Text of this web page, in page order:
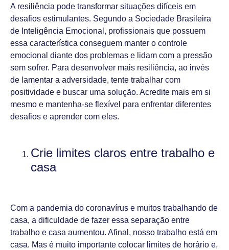
A resiliência pode transformar situações difíceis em
desafios estimulantes. Segundo a Sociedade Brasileira
de Inteligência Emocional, profissionais que possuem
essa característica conseguem manter o controle
emocional diante dos problemas e lidam com a pressão
sem sofrer. Para desenvolver mais resiliência, ao invés
de lamentar a adversidade, tente trabalhar com
positividade e buscar uma solução. Acredite mais em si
mesmo e mantenha-se flexível para enfrentar diferentes
desafios e aprender com eles.
Crie limites claros entre trabalho e
casa
Com a pandemia do coronavírus e muitos trabalhando de
casa, a dificuldade de fazer essa separação entre
trabalho e casa aumentou. Afinal, nosso trabalho está em
casa. Mas é muito importante colocar limites de horário e,